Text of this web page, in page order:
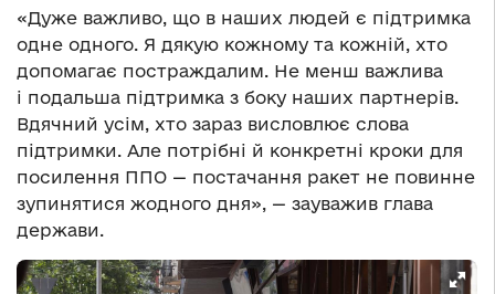
«Дуже важливо, що в наших людей є підтримка
одне одного. Я дякую кожному та кожній, хто
допомагає постраждалим. Не менш важлива
і подальша підтримка з боку наших партнерів.
Вдячний усім, хто зараз висловлює слова
підтримки. Але потрібні й конкретні кроки для
посилення ППО — постачання ракет не повинне
зупинятися жодного дня», — зауважив глава
держави.